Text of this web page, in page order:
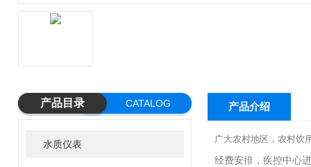
产品目录 CATALOG
水质仪表
产品介绍
广大农村地区，农村饮
经费安排，疾控中心